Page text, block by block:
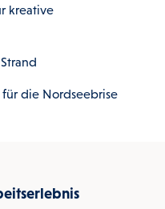
kreative
die Nordseebrise